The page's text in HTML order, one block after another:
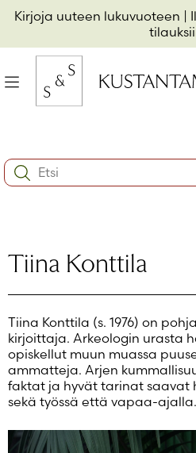
Kirjoja uuteen lukuvuoteen |
Hyppää
sisältöön
Valikko
Salasana unohtunut?
Eikö sinulla ole tiliä?
Luo uusi tili
Search:
Tiina Konttila
Tiina Konttila (s. 1976) on
kirjoittaja. Arkeologin urasta
opiskellut muun muassa
ammatteja. Arjen
faktat ja hyvät tarinat saavat
sekä työssä että vapaa-ajalla.